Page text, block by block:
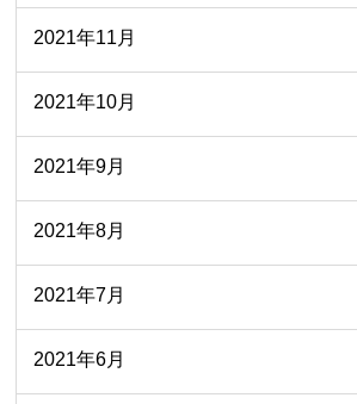
2021年11月
2021年10月
2021年9月
2021年8月
2021年7月
2021年6月